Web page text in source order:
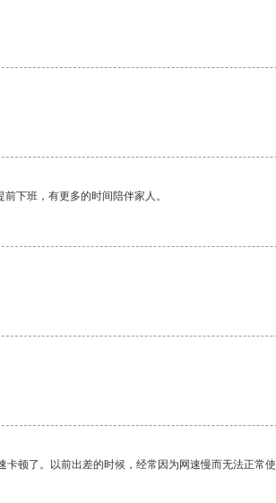
下班，有更多的时间陪伴家人。
顿了。以前出差的时候，经常因为网速慢而无法正常